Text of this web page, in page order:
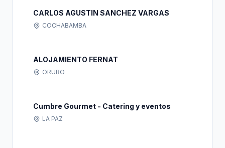
CARLOS AGUSTIN SANCHEZ VARGAS
COCHABAMBA
ALOJAMIENTO FERNAT
ORURO
Cumbre Gourmet - Catering y eventos
LA PAZ